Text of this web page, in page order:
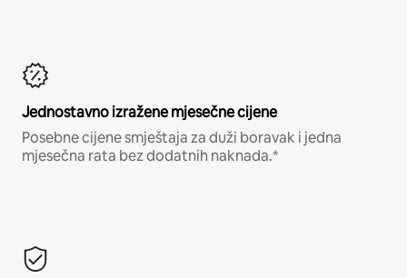
Jednostavno izražene mjesečne cijene
Posebne cijene smještaja za duži boravak i jedna
mjesečna rata bez dodatnih naknada.*